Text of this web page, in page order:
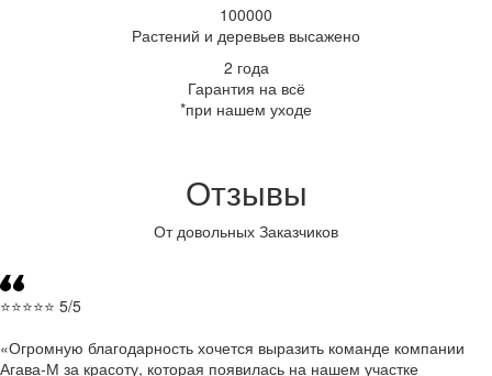
100000
Растений и деревьев высажено
2 года
Гарантия на всё
*при нашем уходе
Отзывы
От довольных Заказчиков
⭐⭐⭐⭐⭐ 5/5
Огромную благодарность хочется выразить команде компании
Агава-М за красоту, которая появилась на нашем участке